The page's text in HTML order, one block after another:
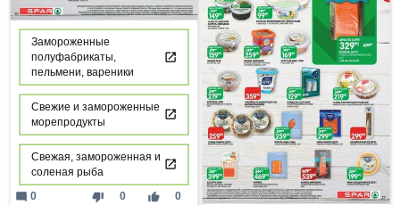
Замороженные
полуфабрикаты,
пельмени, вареники
Свежие и замороженные
морепродукты
Свежая, замороженная и
соленая рыба
thumb_down 0 thumb_up 0
mode_comment 0